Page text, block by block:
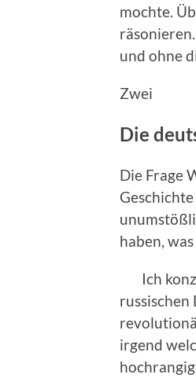
mochte.
und ohne
Zwei
Die
Die Frage
haben,
Ich
russischen
irgend